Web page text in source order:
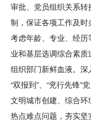
审批、党员组织关系
制，保证各项工作及
考虑年龄、专业、经
业和基层选调综合素
组织部门新鲜血液。深
“双报到”、“兖行先锋”
文明城市创建、综合
热点难点问题，夯实坚